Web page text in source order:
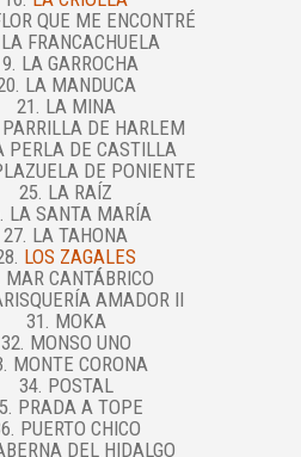
QUE ME ENCONTRÉ
FRANCACHUELA
LA GARROCHA
LA MANDUCA
21. LA MINA
DE HARLEM
PERLA DE CASTILLA
DE PONIENTE
25. LA RAÍZ
LA SANTA MARÍA
27. LA TAHONA
LOS ZAGALES
MAR CANTÁBRICO
AMADOR II
31. MOKA
32. MONSO UNO
MONTE CORONA
34. POSTAL
PRADA A TOPE
PUERTO CHICO
DEL HIDALGO